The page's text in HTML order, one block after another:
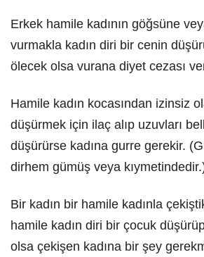
Erkek hamile kadının göğsüne
vurmakla kadın diri bir cenin
ölecek olsa vurana diyet cezası
Hamile kadın kocasından izinsiz
düşürmek için ilaç alıp uzuvları
düşürürse kadına gurre gerekir.
dirhem gümüş veya
Bir kadın bir hamile kadınla
hamile kadın diri bir çocuk
olsa çekişen kadına bir şey